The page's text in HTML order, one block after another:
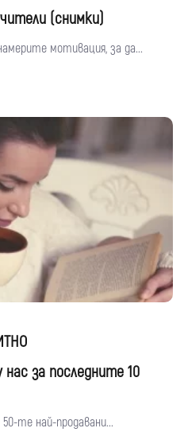
(снимки)
мотивация, за да...
за последните 10
те най-продавани...